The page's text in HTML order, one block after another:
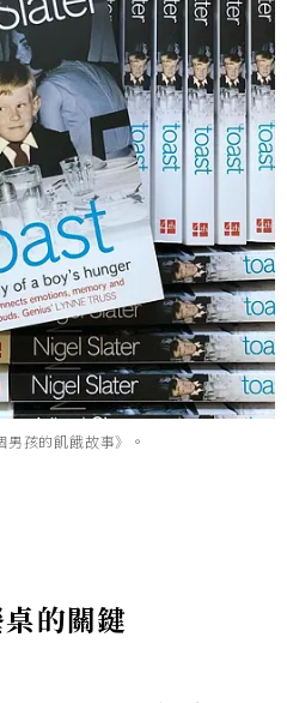
孩的飢餓故事》。
桌的關鍵